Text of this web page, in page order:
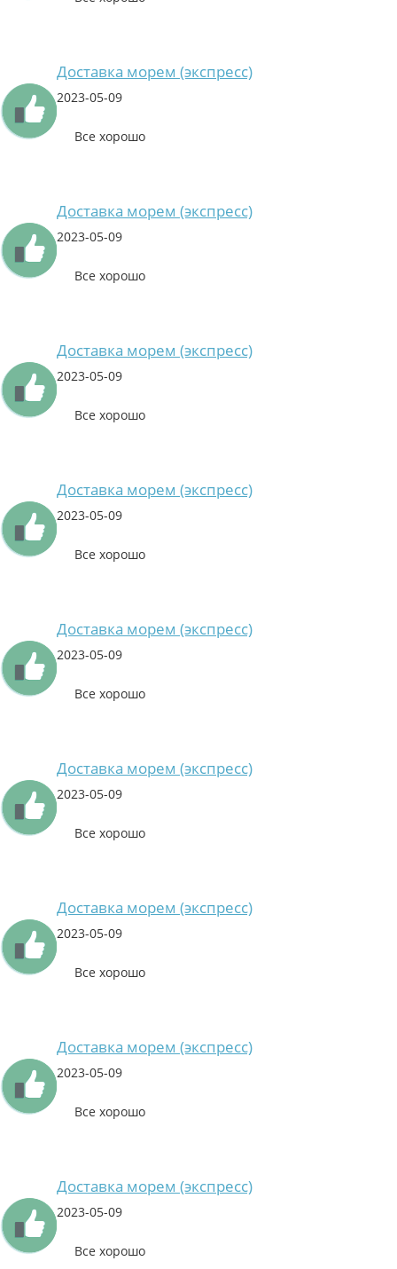
Доставка морем (экспресс)
2023-05-09
Все хорошо
Доставка морем (экспресс)
2023-05-09
Все хорошо
Доставка морем (экспресс)
2023-05-09
Все хорошо
Доставка морем (экспресс)
2023-05-09
Все хорошо
Доставка морем (экспресс)
2023-05-09
Все хорошо
Доставка морем (экспресс)
2023-05-09
Все хорошо
Доставка морем (экспресс)
2023-05-09
Все хорошо
Доставка морем (экспресс)
2023-05-09
Все хорошо
Доставка морем (экспресс)
2023-05-09
Все хорошо